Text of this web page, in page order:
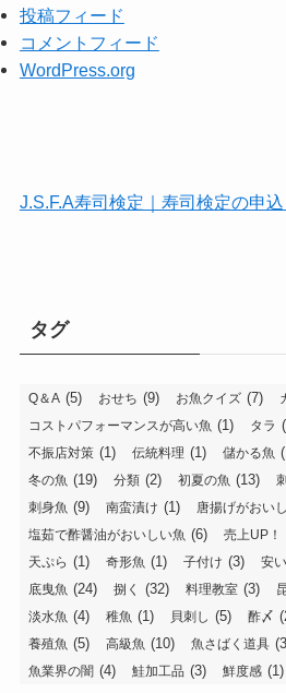
投稿フィード
コメントフィード
WordPress.org
J.S.F.A寿司検定｜寿司検定の申込
タグ
Q＆A (5) おせち (9) お魚クイズ (7)
コストパフォーマンスが高い魚 (1) タラ
不振店対策 (1) 伝統料理 (1) 儲かる魚
冬の魚 (19) 分類 (2) 初夏の魚 (13)
刺身魚 (9) 南蛮漬け (1) 唐揚げがおい
塩茹で酢醤油がおいしい魚 (6) 売上UP！
天ぷら (1) 奇形魚 (1) 子付け (3) 安
底曳魚 (24) 捌く (32) 料理教室 (3)
淡水魚 (4) 稚魚 (1) 貝刺し (5) 酢〆
養殖魚 (5) 高級魚 (10) 魚さばく道具
魚業界の闇 (4) 鮭加工品 (3) 鮮度感 (1)